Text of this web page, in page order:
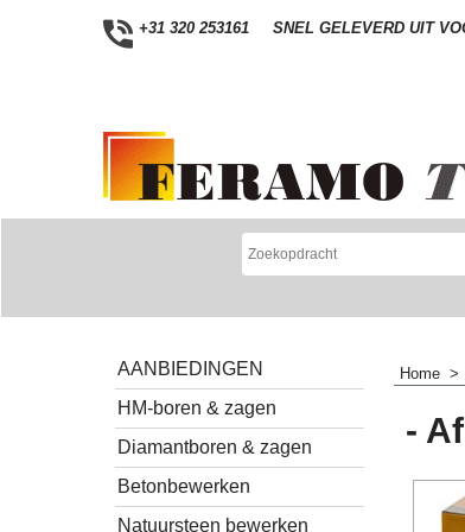
+31 320 253161 SNEL GELEVERD UIT
AANBIEDINGEN
HM-boren & zagen
Diamantboren & zagen
Betonbewerken
Natuursteen bewerken
Home >
-